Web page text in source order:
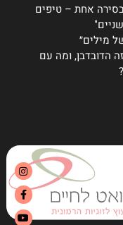
אחת – טיפים
מילים״
הדובדבן, ומה עם